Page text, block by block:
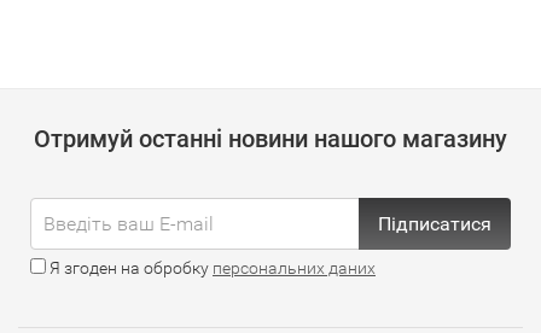
Отримуй останні новини нашого магазину
Підписатися
Я згоден на обробку персональних даних